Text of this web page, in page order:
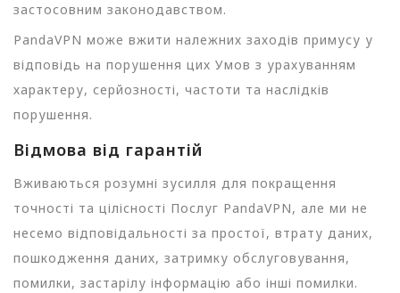
застосовним законодавством.
PandaVPN може вжити належних заходів примусу у
відповідь на порушення цих Умов з урахуванням
характеру, серйозності, частоти та наслідків
порушення.
Відмова від гарантій
Вживаються розумні зусилля для покращення
точності та цілісності Послуг PandaVPN, але ми не
несемо відповідальності за простої, втрату даних,
пошкодження даних, затримку обслуговування,
помилки, застарілу інформацію або інші помилки.